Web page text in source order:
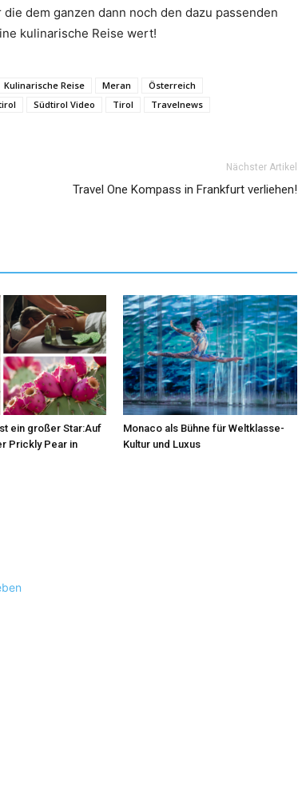
dem ganzen dann noch den dazu passenden
kulinarische Reise wert!
Kulinarische Reise Meran
Österreich
Südtirol Video Tirol
Travelnews
Nächster Artikel
Travel One Kompass in Frankfurt verliehen!
ein großer Star:Auf
Prickly Pear in
Monaco als Bühne für Weltklasse-
Kultur und Luxus